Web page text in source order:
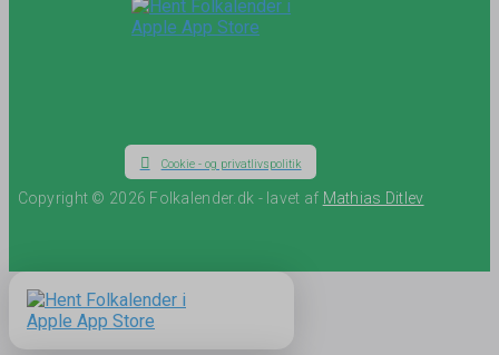
Cookie - og privatlivspolitik
Copyright © 2026 Folkalender.dk - lavet af Mathias Ditlev